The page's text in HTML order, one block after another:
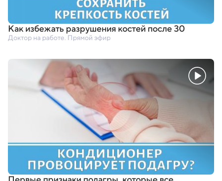
Как избежать разрушения костей после 30
Доктор на работе. Прямой эфир